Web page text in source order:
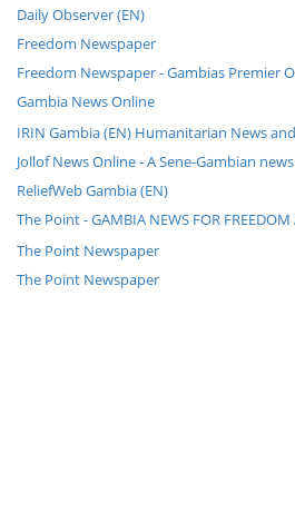
Daily Observer (EN)
Freedom Newspaper
Freedom Newspaper - Gambias Premier
Gambia News Online
IRIN Gambia (EN) Humanitarian News
Jollof News Online - A Sene-Gambian
ReliefWeb Gambia (EN)
The Point - GAMBIA NEWS FOR FREEDOM
The Point Newspaper
The Point Newspaper